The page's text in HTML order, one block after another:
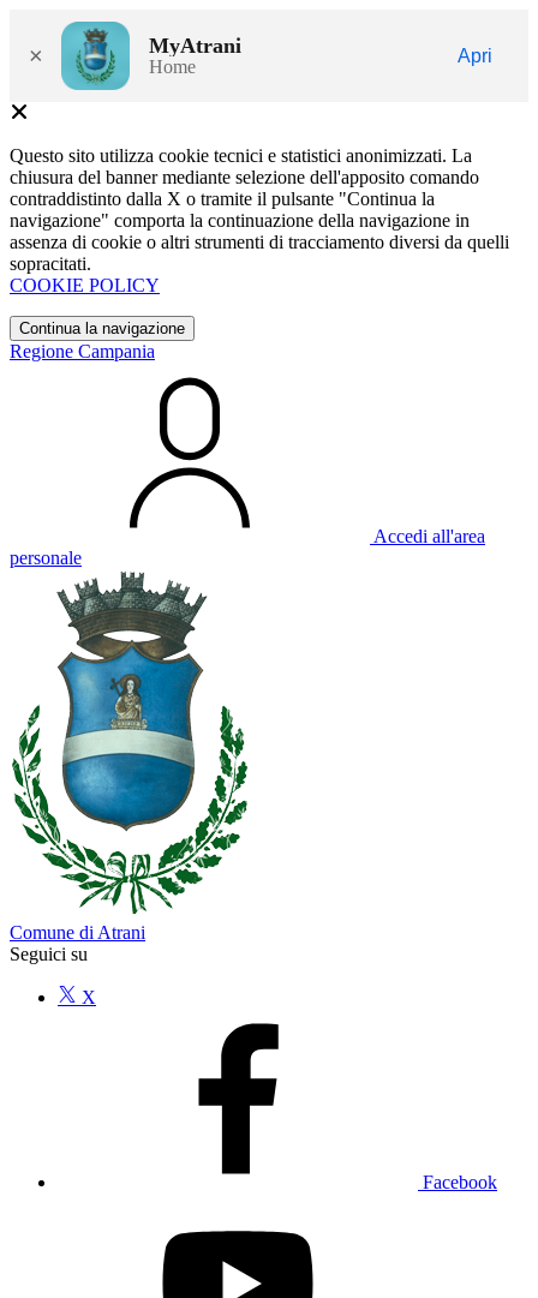
× MyAtrani
Home
Apri
Questo sito utilizza cookie tecnici e statistici anonimizzati. La
chiusura del banner mediante selezione dell'apposito comando
contraddistinto dalla X o tramite il pulsante "Continua la
navigazione" comporta la continuazione della navigazione in
assenza di cookie o altri strumenti di tracciamento diversi da quelli
sopracitati.
COOKIE POLICY
Continua la navigazione
Regione Campania
Accedi all'area
personale
Comune di Atrani
Seguici su
X
Facebook